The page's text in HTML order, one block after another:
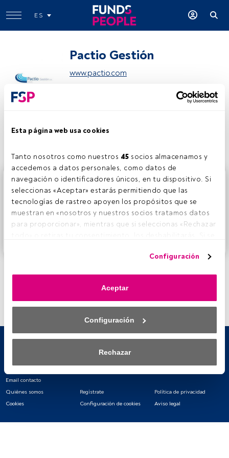
Esta página web usa cookies
Tanto nosotros como nuestros 45 socios almacenamos y
accedemos a datos personales, como datos de
navegación o identificadores únicos, en tu dispositivo. Si
seleccionas «Aceptar» estarás permitiendo que las
tecnologías de rastreo apoyen los propósitos que se
muestran en «nosotros y nuestros socios tratamos datos
para proporcionar», mientras que si seleccionas «Rechazar
anuncios que ves podrían dejar de ser relevantes para ti.
momento haciendo clic en el enlace «Preferencias de
privacidad» que aparece en la parte inferior de la página
la izquierda de la página web). Tus opciones tendrán
saber más, consulta nuestra política de privacidad.
datos para proporcionar:
activamente las características del dispositivo para su
identificación. Almacenar la información en un dispositivo
Configuración
Aceptar
Configuración
Rechazar
ES
Pactio Gestión
www.pactio.com
Este es un artículo exclusivo para los usuarios registrados
de FundsPeople. Si ya estás registrado, accede desde el
botón Login. Si aún no tienes cuenta, te invitamos a
registrarte y disfrutar de todo el universo que ofrece
FundsPeople.
Email contacto
Quiénes somos
Regístrate
Política de privacidad
Cookies
Configuración de cookies Aviso legal